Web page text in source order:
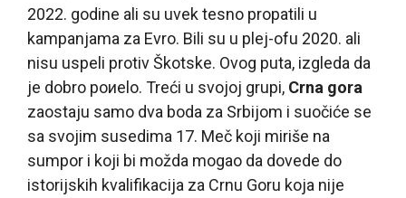
2022. godine ali su uvek tesno propatili u
kampanjama za Evro. Bili su u plej-ofu 2020. ali
nisu uspeli protiv Škotske. Ovog puta, izgleda da
je dobro poиelo. Treći u svojoj grupi, Crna gora
zaostaju samo dva boda za Srbijom i suočiće se
sa svojim susedima 17. Meč koji miriše na
sumpor i koji bi možda mogao da dovede do
istorijskih kvalifikacija za Crnu Goru koja nije